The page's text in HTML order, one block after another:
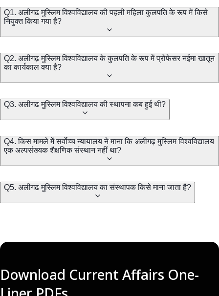
Q1. अलीगढ मुस्लिम विश्वविद्यालय की पहली महिला कुलपति के रूप में किसे
नियुक्त किया गया है?
Q2. अलीगढ़ मुस्लिम विश्वविद्यालय के कुलपति के रूप में प्रोफेसर नईमा खातून
का कार्यकाल क्या है?
Q3. अलीगढ मुस्लिम विश्वविद्यालय की स्थापना कब हुई थी?
Q4. किस मामले में सर्वोच्च न्यायालय ने माना कि अलीगढ़ मुस्लिम विश्वविद्यालय
एक अल्पसंख्यक शैक्षणिक संस्थान नहीं था?
Q5. अलीगढ मुस्लिम विश्वविद्यालय का संस्थापक किसे माना जाता है?
Download Current Affairs One-